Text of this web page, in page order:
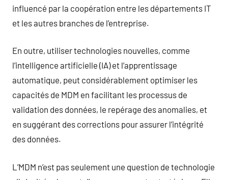
influencé par la coopération entre les départements IT
et les autres branches de l’entreprise.
En outre, utiliser technologies nouvelles, comme
l’intelligence artificielle (IA) et l’apprentissage
automatique, peut considérablement optimiser les
capacités de MDM en facilitant les processus de
validation des données, le repérage des anomalies, et
en suggérant des corrections pour assurer l’intégrité
des données.
L’MDM n’est pas seulement une question de technologie